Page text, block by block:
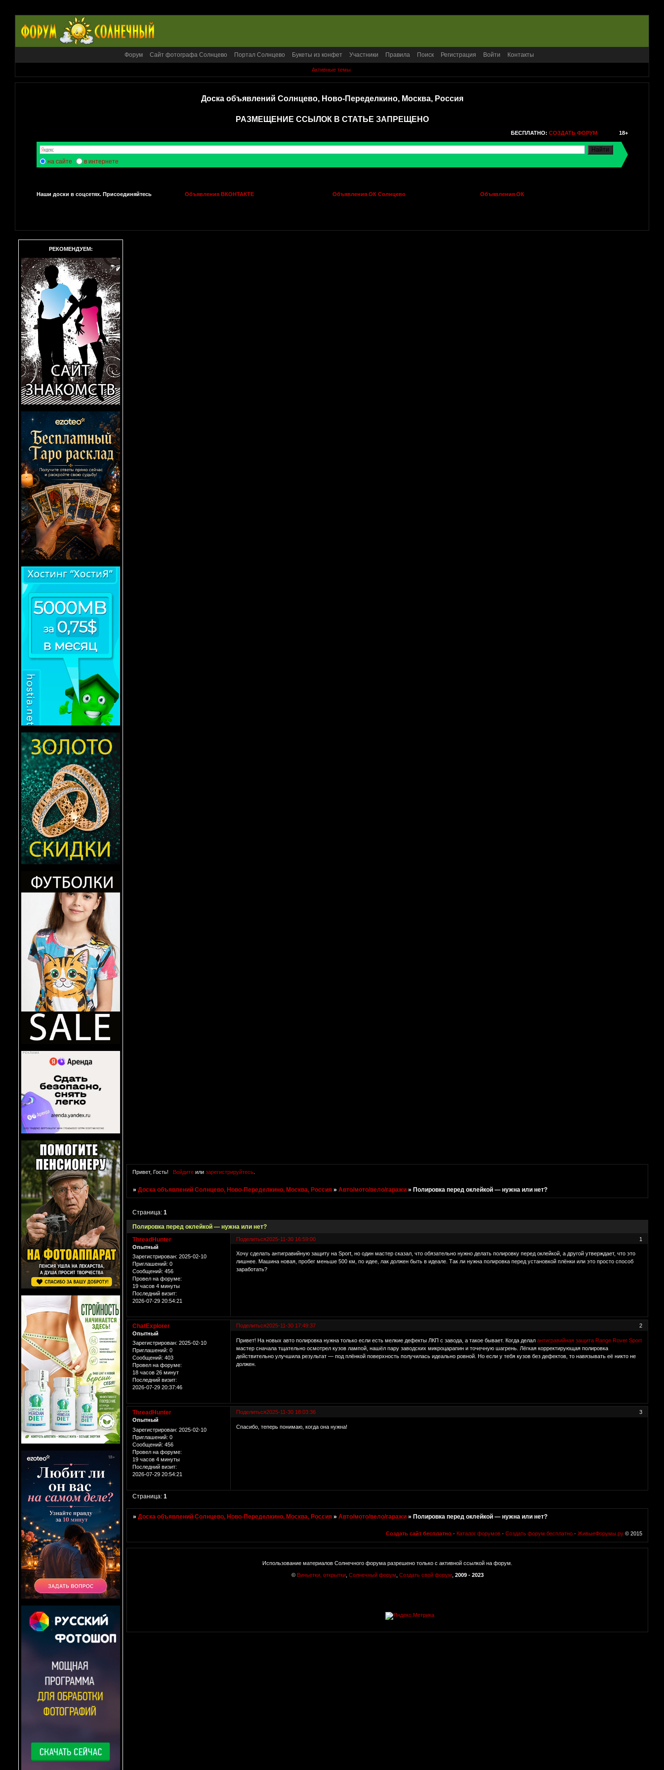
Форум Сайт фотографа Солнцево Портал Солнцево Букеты из конфет Участники Правила Поиск Регистрация Войти Контакты
Активные темы
Доска объявлений Солнцево, Ново-Переделкино, Москва, Россия
РАЗМЕЩЕНИЕ ССЫЛОК В СТАТЬЕ ЗАПРЕЩЕНО
БЕСПЛАТНО: СОЗДАТЬ ФОРУМ 18+
на сайте в интернете
Наши доски в соцсетях. Присоединяйтесь Объявления ВКОНТАКТЕ Объявления ОК Солнцево Объявления ОК
РЕКОМЕНДУЕМ:
Привет, Гость! Войдитеили зарегистрируйтесь.
»Доска объявлений Солнцево, Ново-Переделкино, Москва, Россия »Авто/мото/вело/гаражи »Полировка перед оклейкой — нужна или нет?
Полировка перед оклейкой — нужна или нет?
Страница:1
Поделиться 1
2025-11-30 16:59:00
ThreadHunter
Опытный
Зарегистрирован: 2025-02-10
Приглашений: 0
Сообщений: 456
Провел на форуме:
19 часов 4 минуты
Последний визит:
2026-07-29 20:54:21
Хочу сделать антигравийную защиту на Sport, но один мастер сказал, что обязательно нужно делать полировку перед оклейкой, а другой утверждает, что это
лишнее. Машина новая, пробег меньше 500 км, по идее, лак должен быть в идеале. Так ли нужна полировка перед установкой плёнки или это просто способ
заработать?
Поделиться 2
2025-11-30 17:49:37
ChatExplorer
Опытный
Зарегистрирован: 2025-02-10
Приглашений: 0
Сообщений: 403
Провел на форуме:
18 часов 26 минут
Последний визит:
2026-07-29 20:37:46
Привет! На новых авто полировка нужна только если есть мелкие дефекты ЛКП с завода, а такое бывает. Когда делалантигравийная защита Range Rover Sport
мастер сначала тщательно осмотрел кузов лампой, нашёл пару заводских микроцарапин и точечную шагрень. Лёгкая корректирующая полировка
действительно улучшила результат — под плёнкой поверхность получилась идеально ровной. Но если у тебя кузов без дефектов, то навязывать её никто не
должен.
Поделиться 3
2025-11-30 18:03:36
ThreadHunter
Опытный
Зарегистрирован: 2025-02-10
Приглашений: 0
Сообщений: 456
Провел на форуме:
19 часов 4 минуты
Последний визит:
2026-07-29 20:54:21
Спасибо, теперь понимаю, когда она нужна!
Страница:1
»Доска объявлений Солнцево, Ново-Переделкино, Москва, Россия »Авто/мото/вело/гаражи » Полировка перед оклейкой — нужна или нет?
Создать сайт бесплатно · Каталог форумов · Создать форум бесплатно · ЖивыеФорумы.ру © 2015
Использование материалов Солнечного форума разрешено только с активной ссылкой на форум.
© Виньетки, открытки, Солнечный форум Создать свой форум 2009 - 2023